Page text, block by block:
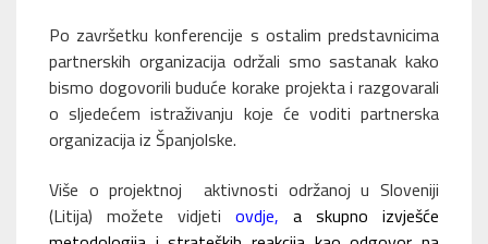
Po završetku konferencije s ostalim predstavnicima
partnerskih organizacija održali smo sastanak kako
bismo dogovorili buduće korake projekta i razgovarali
o sljedećem istraživanju koje će voditi partnerska
organizacija iz Španjolske.
Više o projektnoj aktivnosti održanoj u Sloveniji
(Litija) možete vidjeti ovdje, a skupno izvješće